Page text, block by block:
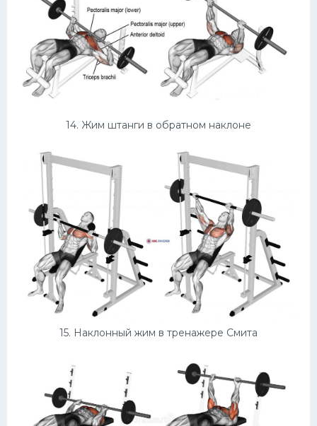
14. Жим штанги в обратном наклоне
15. Наклонный жим в тренажере Смита